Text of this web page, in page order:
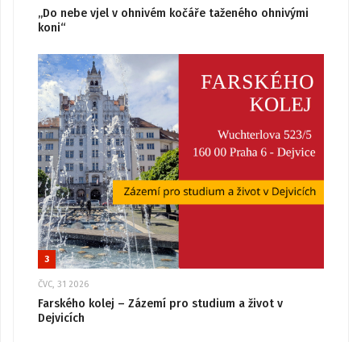
„Do nebe vjel v ohnivém kočáře taženého ohnivými
koni“
3
ČVC, 31 2026
Farského kolej – Zázemí pro studium a život v
Dejvicích